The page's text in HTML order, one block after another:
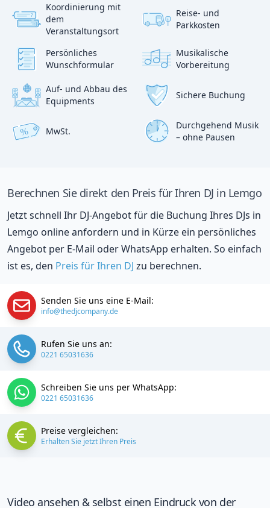
?
:)
Koordinierung mit
dem
Veranstaltungsort
p
Reise- und
Parkkosten
Persönliches
Wunschformular
Musikalische
Vorbereitung
Auf- und Abbau des
Equipments
Sichere Buchung
% MwSt.
Durchgehend Musik
– ohne Pausen
Berechnen Sie direkt den Preis für Ihren DJ in Lemgo
Jetzt schnell Ihr DJ-Angebot für die Buchung Ihres DJs in
Lemgo online anfordern und in Kürze ein persönliches
Angebot per E-Mail oder WhatsApp erhalten. So einfach
ist es, den Preis für Ihren DJ zu berechnen.
Senden Sie uns eine E-Mail:
info@thedjcompany.de
Rufen Sie uns an:
0221 65031636
Schreiben Sie uns per WhatsApp:
0221 65031636
Preise vergleichen:
Erhalten Sie jetzt Ihren Preis
Video ansehen & selbst einen Eindruck von der